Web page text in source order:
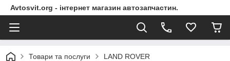
Avtosvit.org - інтернет магазин автозапчастин.
Товари та послуги LAND ROVER